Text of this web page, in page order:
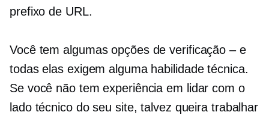
prefixo de URL.
Você tem algumas opções de verificação – e
todas elas exigem alguma habilidade técnica.
Se você não tem experiência em lidar com o
lado técnico do seu site, talvez queira trabalhar